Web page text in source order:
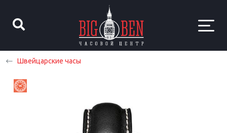
Швейцарские часы